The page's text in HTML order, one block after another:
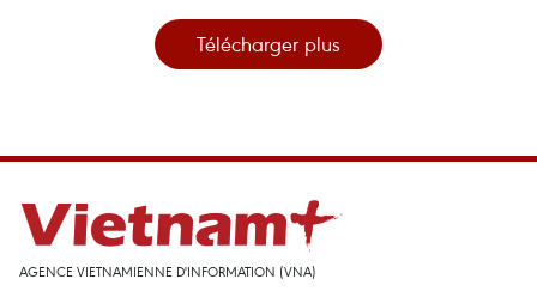
Télécharger plus
AGENCE VIETNAMIENNE D'INFORMATION (VNA)